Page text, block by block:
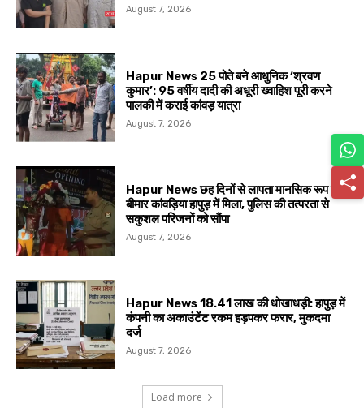
August 7, 2026
Hapur News 25 पोते बने आधुनिक ‘श्रवण
कुमार’: 95 वर्षीय दादी की अधूरी ख्वाहिश पूरी करने
पालकी में कराई कांवड़ यात्रा
August 7, 2026
Hapur News छह दिनों से लापता मानसिक रूप से
बीमार कांवड़िया हापुड़ में मिला, पुलिस की तत्परता से
सकुशल परिजनों को सौंपा
August 7, 2026
Hapur News 18.41 लाख की धोखाधड़ी: हापुड़ में
कंपनी का अकाउंटेंट रकम हड़पकर फरार, मुकदमा
दर्ज
August 7, 2026
Load more